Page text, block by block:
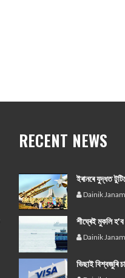
RECENT NEWS
ইৰানৰে যুদ্ধত
Dainik
শীঘ্ৰেই মুকলি
Dainik
ভিছাই বিশ্বজুৰি